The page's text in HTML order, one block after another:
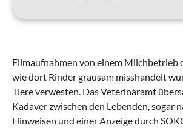
Filmaufnahmen von einem Milchbetrieb
wie dort Rinder grausam misshandelt
Tiere verwesten. Das Veterinäramt
Kadaver zwischen den Lebenden, sogar
Hinweisen und einer Anzeige durch